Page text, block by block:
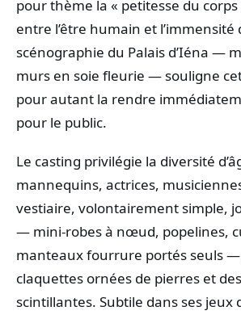
pour thème la « petitesse du
entre l’être humain et l’immensité
scénographie du Palais d’Iéna —
murs en soie fleurie — souligne
pour autant la rendre
pour le public.
Le casting privilégie la diversité
mannequins, actrices,
vestiaire, volontairement simple,
— mini‑robes à nœud, popelines,
manteaux fourrure portés seuls
claquettes ornées de pierres et
scintillantes. Subtile dans ses jeux